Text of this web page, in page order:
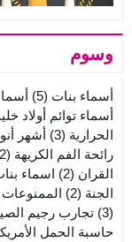
وسوم
أسماء بنات (5)
أسماء توائم أولاد
الحرارية (3) أشهر
رائحة الفم الكريهة (2)
القران (2) اسماء
الجنة (2)
(3)
تجارب رجيم
حاسبة الحمل